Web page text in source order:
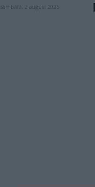
sâmbătă, 2 august 2025